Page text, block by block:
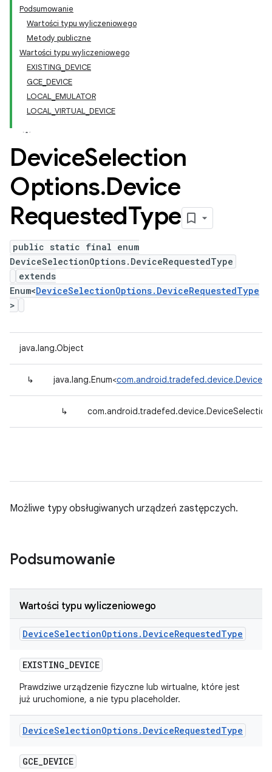
Podsumowanie
Wartości typu wyliczeniowego
Metody publiczne
Wartości typu wyliczeniowego
EXISTING_DEVICE
GCE_DEVICE
LOCAL_EMULATOR
LOCAL_VIRTUAL_DEVICE
DeviceSelection
Options.Device
RequestedType
public static final enum
DeviceSelectionOptions.DeviceRequestedType
extends
Enum<DeviceSelectionOptions.DeviceRequestedType
>
java.lang.Object
↳ java.lang.Enum<
↳
Możliwe typy obsługiwanych urządzeń zastępczych.
Podsumowanie
Wartości typu wyliczeniowego
DeviceSelectionOptions. DeviceRequestedType
EXISTING_DEVICE
Prawdziwe urządzenie fizyczne lub wirtualne, które jest
już uruchomione, a nie typu placeholder.
DeviceSelectionOptions. DeviceRequestedType
GCE_DEVICE